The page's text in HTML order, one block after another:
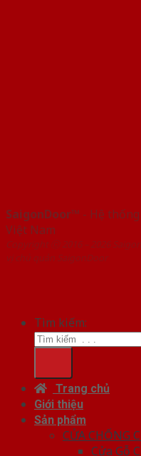
SaigonDoor™ - Hệ
Việt Nam
Copyright ⓒ 2016 – 2026
vị chủ quản SaigonDoor
Tìm kiếm:
Trang chủ
Giới thiệu
Sản phẩm
CỬA CHỐNG
Cửa Gỗ